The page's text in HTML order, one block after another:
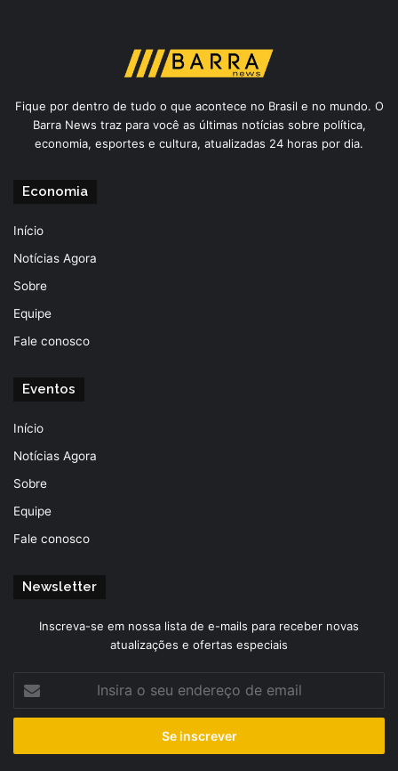
Fique por dentro de tudo o que acontece no Brasil e no mundo. O
Barra News traz para você as últimas notícias sobre política,
economia, esportes e cultura, atualizadas 24 horas por dia.
Economia
Início
Notícias Agora
Sobre
Equipe
Fale conosco
Eventos
Início
Notícias Agora
Sobre
Equipe
Fale conosco
Newsletter
Inscreva-se em nossa lista de e-mails para receber novas
atualizações e ofertas especiais
seu
de